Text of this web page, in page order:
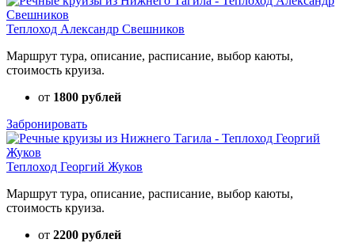
Теплоход Александр Свешников
Маршрут тура, описание, расписание, выбор каюты,
стоимость круиза.
от 1800 рублей
Забронировать
Теплоход Георгий Жуков
Маршрут тура, описание, расписание, выбор каюты,
стоимость круиза.
от 2200 рублей